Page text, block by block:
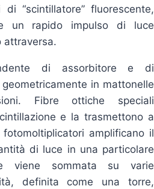
di “scintillatore” fluorescente,
un rapido impulso di luce
attraversa.
di assorbitore e di
in mattonelle
Fibre ottiche speciali
e la trasmettono a
amplificano il
di luce in una particolare
viene sommata su varie
definita come una torre,